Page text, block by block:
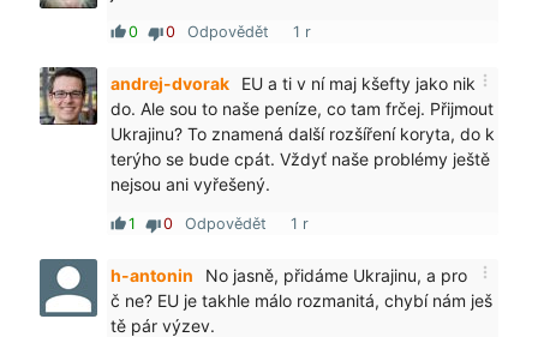
thumb_up0 thumb_down0 Odpovědět 1 r
andrej-dvorak more_vert
EU a ti v ní maj kšefty jako nik
do. Ale sou to naše peníze, co tam frčej. Přijmout
Ukrajinu? To znamená další rozšíření koryta, do k
terýho se bude cpát. Vždyť naše problémy ještě
nejsou ani vyřešený.
thumb_up1 thumb_down0 Odpovědět 1 r
h-antonin more_vert
No jasně, přidáme Ukrajinu, a pro
č ne? EU je takhle málo rozmanitá, chybí nám ješ
tě pár výzev.